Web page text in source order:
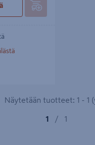
Näytetään tuotteet: 1 - 1
1 / 1